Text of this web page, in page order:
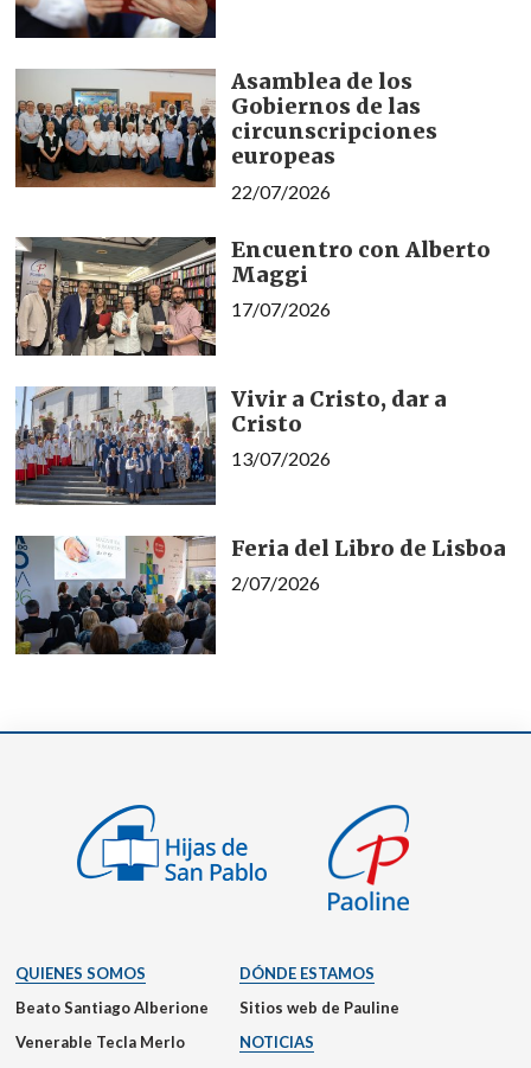
Asamblea de los
Gobiernos de las
circunscripciones
europeas
22/07/2026
Encuentro con Alberto
Maggi
17/07/2026
Vivir a Cristo, dar a
Cristo
13/07/2026
Feria del Libro de Lisboa
2/07/2026
QUIENES SOMOS
Beato Santiago Alberione
Venerable Tecla Merlo
DÓNDE ESTAMOS
Sitios web de Pauline
NOTICIAS